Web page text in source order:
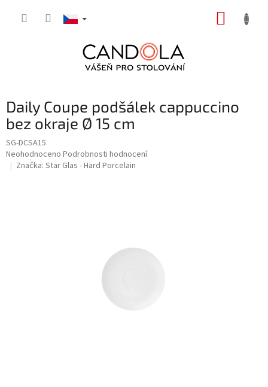
Daily Coupe podšálek cappuccino
bez okraje Ø 15 cm
SG-DCSA15
Průměrné
hodnocení
Neohodnoceno Podrobnosti hodnocení
Značka: Star Glas - Hard Porcelain